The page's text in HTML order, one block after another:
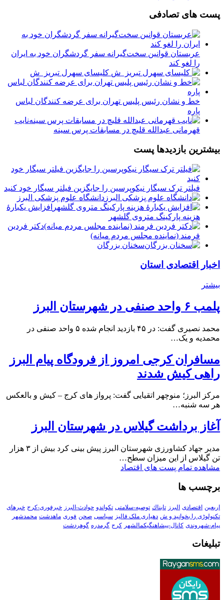
پست های تصادفی
عربستان قوانین سخت‌گیرانه سفر گردشگران خود به ایران
را لغو کند
️ کلیسای سهرل تبریز ️ ش
خط و نشان رئیس پلیس تهران برای عرضه کنندگان لباس
پاره
نایب
قهرمانی عبدالله قلیچ در مسابقات پرس سینه
بیشترین بازدیدها پست
فیلتر ترک سیگار نیکوپرسین را جایگزین فیلتر سیگار خود کنید
دانشگاه علوم پزشکی البرز
افزایش یکبارۀ
هزینه پارکینگ متروی گلشهر
دكتر فردين
فرمند (نماينده مجلس مردم میانه)
سخنان بزرگان
اخبار اقتصادی استان
بیشتر
پلمب ۶ واحد صنفی در شهرستان البرز
محمد نصیری گفت: در ۴۵ بازدید انجام شده ۵ واحد صنفی در
محمدیه و یک…
مسافران کرجی امروز از فرودگاه پیام البرز
راهی کیش شدند
مرکز البرز؛ منوچهر اتقیایی گفت: پرواز های کرج – کیش و بالعکس
هر سه شنبه…
آغاز برداشت گیلاس در شهرستان البرز
مدیر جهاد کشاورزی شهرستان البرز پیش بینی کرد بیش از ۳ هزار
تن گیلاس از این میزان سطح…
مشاهده تمام پست های اقتصاد
برچسب ها
اربعین اقتصادی البرز تابناك توصیه-سلامتی تکواندو حوادث-البرز خبرفوری-کرج خبرهای
تکنولوڑی را بخوانید و ش دهیاری ملک فالیز سیاسی صحن فوری ماهدشت محمدشهر
پیام-شهروندی کانال-پیشاهنگیکمالشهر کرج گرمدره گوهردشت
تبلیغات